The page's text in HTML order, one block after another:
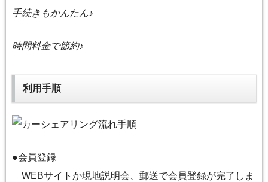
手続きもかんたん♪
時間料金で節約♪
利用手順
●会員登録
WEBサイトか現地説明会、郵送で会員登録が完了しま